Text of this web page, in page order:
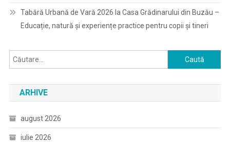
Tabără Urbană de Vară 2026 la Casa Grădinarului din Buzău –
Educație, natură și experiențe practice pentru copii și tineri
Caută
după:
ARHIVE
august 2026
iulie 2026